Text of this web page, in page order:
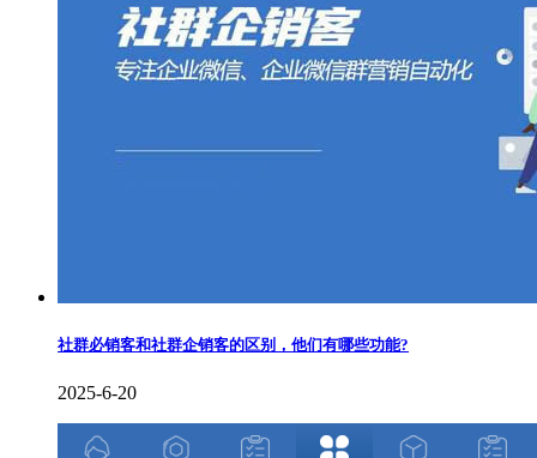
社群必销客和社群企销客的区别，他们有哪些功能?
2025-6-20